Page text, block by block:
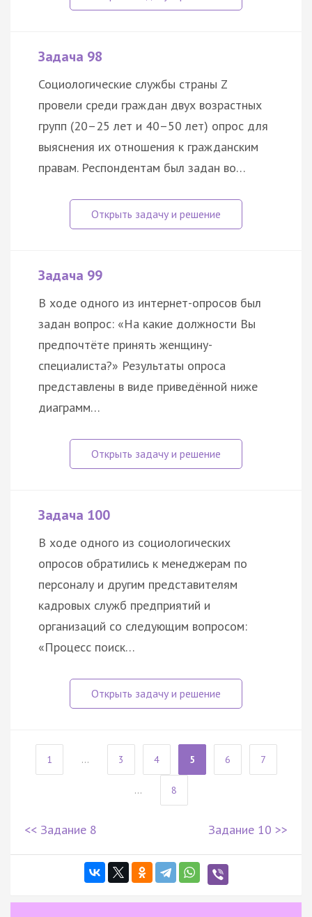
Задача 98
Социологические службы страны Z
провели среди граждан двух возрастных
групп (20–25 лет и 40–50 лет) опрос для
выяснения их отношения к гражданским
правам. Респондентам был задан во…
Задача 99
В ходе одного из интернет-опросов был
задан вопрос: «На какие должности Вы
предпочтёте принять женщину-
специалиста?» Результаты опроса
представлены в виде приведённой ниже
диаграмм…
Задача 100
В ходе одного из социологических
опросов обратились к менеджерам по
персоналу и другим представителям
кадровых служб предприятий и
организаций со следующим вопросом:
«Процесс поиск…
1 ... 3 4 5 6 7
... 8
<< Задание 8 Задание 10 >>